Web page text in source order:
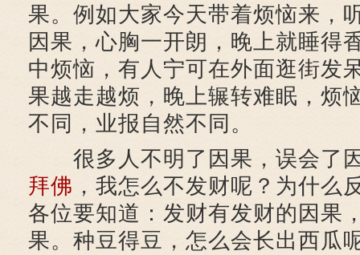
果。例如大家今天带着烦恼来，
因果，心胸一开朗，晚上就睡得
中烦恼，有人宁可在外面逛街发
果越走越烦，晚上辗转难眠，烦
不同，业报自然不同。
很多人不明了因果，误会了
拜佛 ，我怎么不发财呢？为什么
各位要知道：发财有发财的因果
果。种豆得豆，怎么会长出西瓜